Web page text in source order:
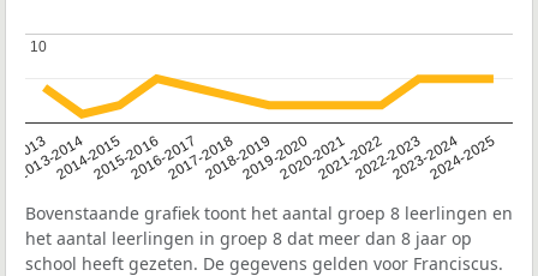
2013
2013-2014
2014-20152015-20162016-20172017-20182018-20192019-20202020-20212021-20222022-20232023-20242024-2025
10
10
Bovenstaande grafiek toont het aantal groep 8 leerlingen en
het aantal leerlingen in groep 8 dat meer dan 8 jaar op
school heeft gezeten. De gegevens gelden voor Franciscus.